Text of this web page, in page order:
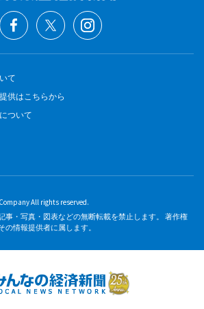
て
供はこちらから
ついて
All rights reserved.
事・写真・図表などの無断転載を禁止します。 著作権
情報提供者に属します。